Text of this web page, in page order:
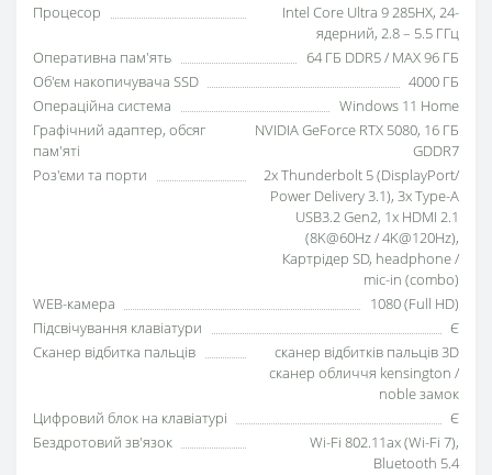
Процесор
Intel Core Ultra 9 285HX, 24-
ядерний, 2.8 – 5.5 ГГц
Оперативна пам'ять
64 ГБ DDR5 / MAX 96 ГБ
Об'єм накопичувача SSD
4000 ГБ
Операційна система
Windows 11 Home
Графічний адаптер, обсяг
пам'яті
NVIDIA GeForce RTX 5080, 16 ГБ
GDDR7
Роз'єми та порти
2x Thunderbolt 5 (DisplayPort/
Power Delivery 3.1), 3x Type-A
USB3.2 Gen2, 1x HDMI 2.1
(8K@60Hz / 4K@120Hz),
Картрідер SD, headphone /
mic-in (combo)
WEB-камера
1080 (Full HD)
Підсвічування клавіатури
Є
Сканер відбитка пальців
сканер відбитків пальців 3D
сканер обличчя kensington /
noble замок
Цифровий блок на клавіатурі
Є
Бездротовий зв'язок
Wi-Fi 802.11ax (Wi-Fi 7),
Bluetooth 5.4